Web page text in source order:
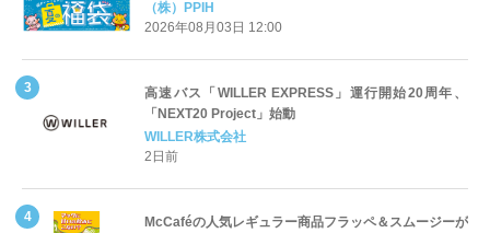
「夏福袋」＆セール 8月6日(木)より順次スタート
（株）PPIH
2026年08月03日 12:00
高速バス「WILLER EXPRESS」運行開始20周年、
「NEXT20 Project」始動
WILLER株式会社
2日前
McCaféの人気レギュラー商品フラッペ＆スムージーが